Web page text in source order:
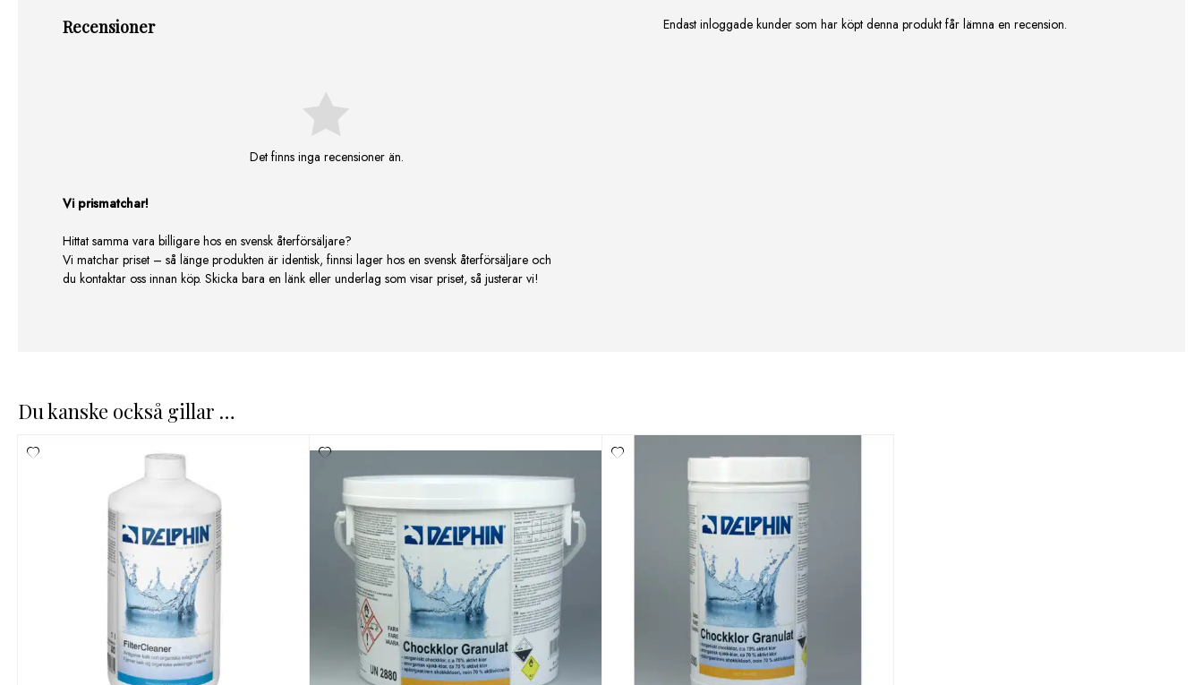
Recensioner
Det finns inga recensioner än.
Endast inloggade kunder som har köpt denna produkt får lämna en recension.
Vi prismatchar!
Hittat samma vara billigare hos en svensk återförsäljare?
Vi matchar priset – så länge produkten är identisk, finnsi lager hos en svensk återförsäljare och
du kontaktar oss innan köp. Skicka bara en länk eller underlag som visar priset, så justerar vi!
Du kanske också gillar …